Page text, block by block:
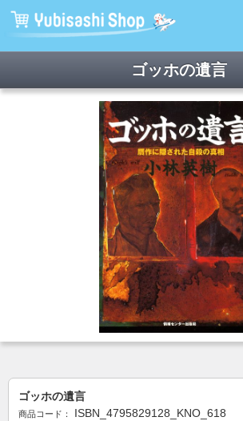
ゴッホの遺言
ゴッホの遺言
商品コード： ISBN_4795829128_KNO_618